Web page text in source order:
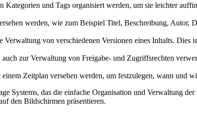
Kategorien und Tags organisiert werden, um sie leichter
werden, wie zum Beispiel Titel, Beschreibung,
von verschiedenen Versionen eines Inhalts. Dies
zur Verwaltung von Freigabe- und Zugriffsrechten
Zeitplan versehen werden, um festzulegen, wann und
Systems, das die einfache Organisation und Verwaltung
den Bildschirmen präsentieren.